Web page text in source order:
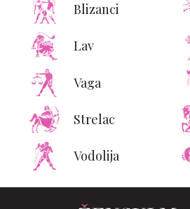
Blizanci
Lav
Vaga
Strelac
Vodolija